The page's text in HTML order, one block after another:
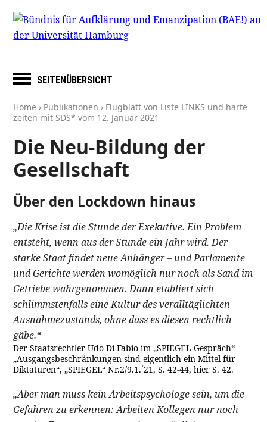
SEITENÜBERSICHT
Home › Publikationen › Flugblatt von Liste LINKS und harte
zeiten mit SDS* vom 12. Januar 2021
Die Neu-Bildung der
Gesellschaft
Über den Lockdown hinaus
„Die Krise ist die Stunde der Exekutive. Ein Problem
entsteht, wenn aus der Stunde ein Jahr wird. Der
starke Staat findet neue Anhänger – und Parlamente
und Gerichte werden womöglich nur noch als Sand im
Getriebe wahrgenommen. Dann etabliert sich
schlimmstenfalls eine Kultur des veralltäglichten
Ausnahmezustands, ohne dass es diesen rechtlich
gäbe.“
Der Staatsrechtler Udo Di Fabio im „SPIEGEL-Gespräch“
„Ausgangsbeschränkungen sind eigentlich ein Mittel für
Diktaturen“, „SPIEGEL“ Nr.2/9.1.´21, S. 42-44, hier S. 42.
„Aber man muss kein Arbeitspsychologe sein, um die
Gefahren zu erkennen: Arbeiten Kollegen nur noch